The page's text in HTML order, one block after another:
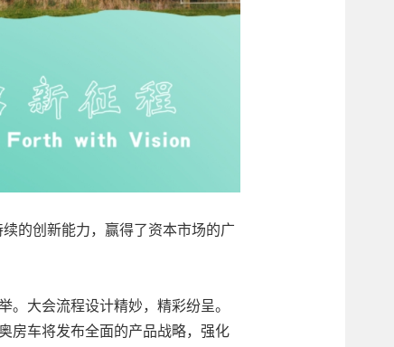
的创新能力，赢得了资本市场的广
大会流程设计精妙，精彩纷呈。
房车将发布全面的产品战略，强化